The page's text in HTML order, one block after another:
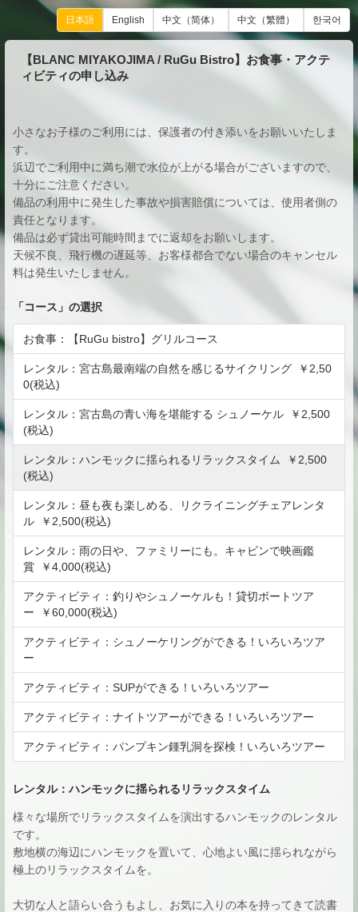
日本語 English 中文（简体） 中文（繁體） 한국어
【BLANC MIYAKOJIMA / RuGu Bistro】お食事・アクテ
ィビティの申し込み
小さなお子様のご利用には、保護者の付き添いをお願いいたしま
す。
浜辺でご利用中に満ち潮で水位が上がる場合がございますので、
十分にご注意ください。
備品の利用中に発生した事故や損害賠償については、使用者側の
責任となります。
備品は必ず貸出可能時間までに返却をお願いします。
天候不良、飛行機の遅延等、お客様都合でない場合のキャンセル
料は発生いたしません。
「コース 」の選択
お食事：【RuGu bistro】グリルコース
レンタル：宮古島最南端の自然を感じるサイクリング ￥2,50
0(税込)
レンタル：宮古島の青い海を堪能する シュノーケル ￥2,500
(税込)
レンタル：ハンモックに揺られるリラックスタイム ￥2,500
(税込)
レンタル：昼も夜も楽しめる、リクライニングチェアレンタ
ル ￥2,500(税込)
レンタル：雨の日や、ファミリーにも。キャビンで映画鑑
賞 ￥4,000(税込)
アクティビティ：釣りやシュノーケルも！貸切ボートツア
ー ￥60,000(税込)
アクティビティ：シュノーケリングができる！いろいろツア
ー
アクティビティ：SUPができる！いろいろツアー
アクティビティ：ナイトツアーができる！いろいろツアー
アクティビティ：パンプキン鍾乳洞を探検！いろいろツアー
レンタル：ハンモックに揺られるリラックスタイム
様々な場所でリラックスタイムを演出するハンモックのレンタル
です。
敷地横の海辺にハンモックを置いて、心地よい風に揺られながら
極上のリラックスタイムを。
大切な人と語らい合うもよし、お気に入りの本を持ってきて読書
00:00
00:30
01:00
× ● ● ● ● ●